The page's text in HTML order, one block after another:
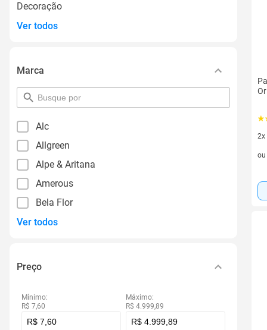
Decoração
Ver todos
Marca
pesquisar
por
Alc
Allgreen
Alpe & Aritana
Amerous
Bela Flor
Ver todos
Preço
Mínimo:
R$ 7,60
Máximo:
R$ 4.999,89
2x
2
ou